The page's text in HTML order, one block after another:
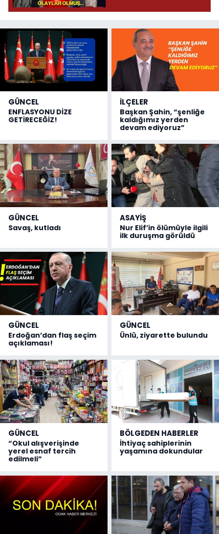
olmuş...
GÜNCEL
ENFLASYONU DİZE
GETİRECEĞİZ!
İLÇELER
Başkan Şahin, “şenliğe
kaldığımız yerden
devam ediyoruz”
GÜNCEL
Savaş, kutladı
ASAYİŞ
Nur Elif’in ölümüyle ilgili
ilk duruşma görüldü
GÜNCEL
Erdoğan’dan flaş seçim
açıklaması!
GÜNCEL
Ünlü, ziyarette bulundu
GÜNCEL
“Okul alışverişinde
yerel esnaf tercih
edilmeli”
BÖLGEDEN HABERLER
İhtiyaç sahiplerinin
yaşamına dokundular